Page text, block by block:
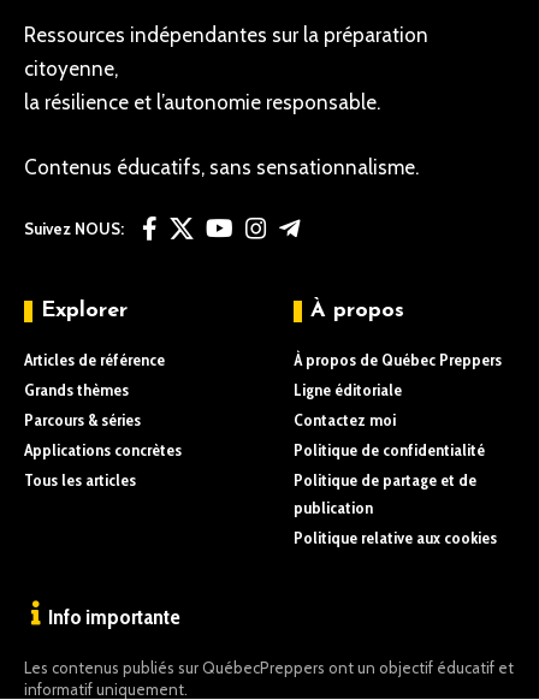
Ressources indépendantes sur la préparation
citoyenne,
la résilience et l’autonomie responsable.
Contenus éducatifs, sans sensationnalisme.
Suivez NOUS:
Explorer
Articles de référence
Grands thèmes
Parcours & séries
Applications concrètes
Tous les articles
À propos
À propos de Québec Preppers
Ligne éditoriale
Contactez moi
Politique de confidentialité
Politique de partage et de
publication
Politique relative aux cookies
Info importante
Les contenus publiés sur QuébecPreppers ont un objectif éducatif et
informatif uniquement.